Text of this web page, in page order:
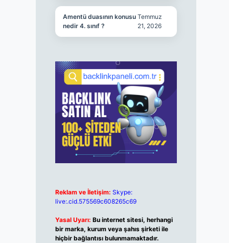
Amentü duasının konusu
nedir 4. sınıf ?
Temmuz
21, 2026
Reklam ve İletişim: Skype:
live:.cid.575569c608265c69
Yasal Uyarı: Bu internet sitesi, herhangi
bir marka, kurum veya şahıs şirketi ile
hiçbir bağlantısı bulunmamaktadır.